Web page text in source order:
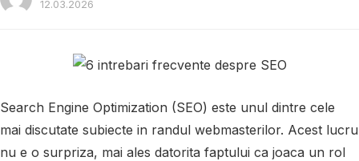
12.03.2026
Search Engine Optimization (SEO) este unul dintre cele
mai discutate subiecte in randul webmasterilor. Acest lucru
nu e o surpriza, mai ales datorita faptului ca joaca un rol